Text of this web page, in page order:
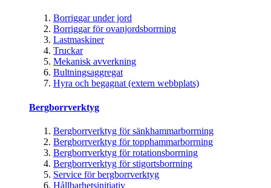
Borriggar under jord
Borriggar för ovanjordsborrning
Lastmaskiner
Truckar
Mekanisk avverkning
Bultningsaggregat
Hyra och begagnat (extern webbplats)
Bergborrverktyg
Bergborrverktyg för sänkhammarborrning
Bergborrverktyg för topphammarborrning
Bergborrverktyg för rotationsborrning
Bergborrverktyg för stigortsborrning
Service för bergborrverktyg
Hållbarhetsinitiativ